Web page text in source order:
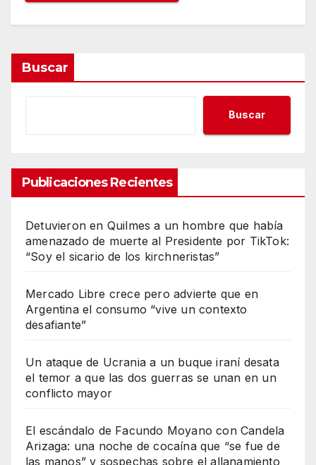
Buscar
Buscar
Publicaciones Recientes
Detuvieron en Quilmes a un hombre que había
amenazado de muerte al Presidente por TikTok:
“Soy el sicario de los kirchneristas”
Mercado Libre crece pero advierte que en
Argentina el consumo “vive un contexto
desafiante”
Un ataque de Ucrania a un buque iraní desata
el temor a que las dos guerras se unan en un
conflicto mayor
El escándalo de Facundo Moyano con Candela
Arizaga: una noche de cocaína que “se fue de
las manos” y sospechas sobre el allanamiento